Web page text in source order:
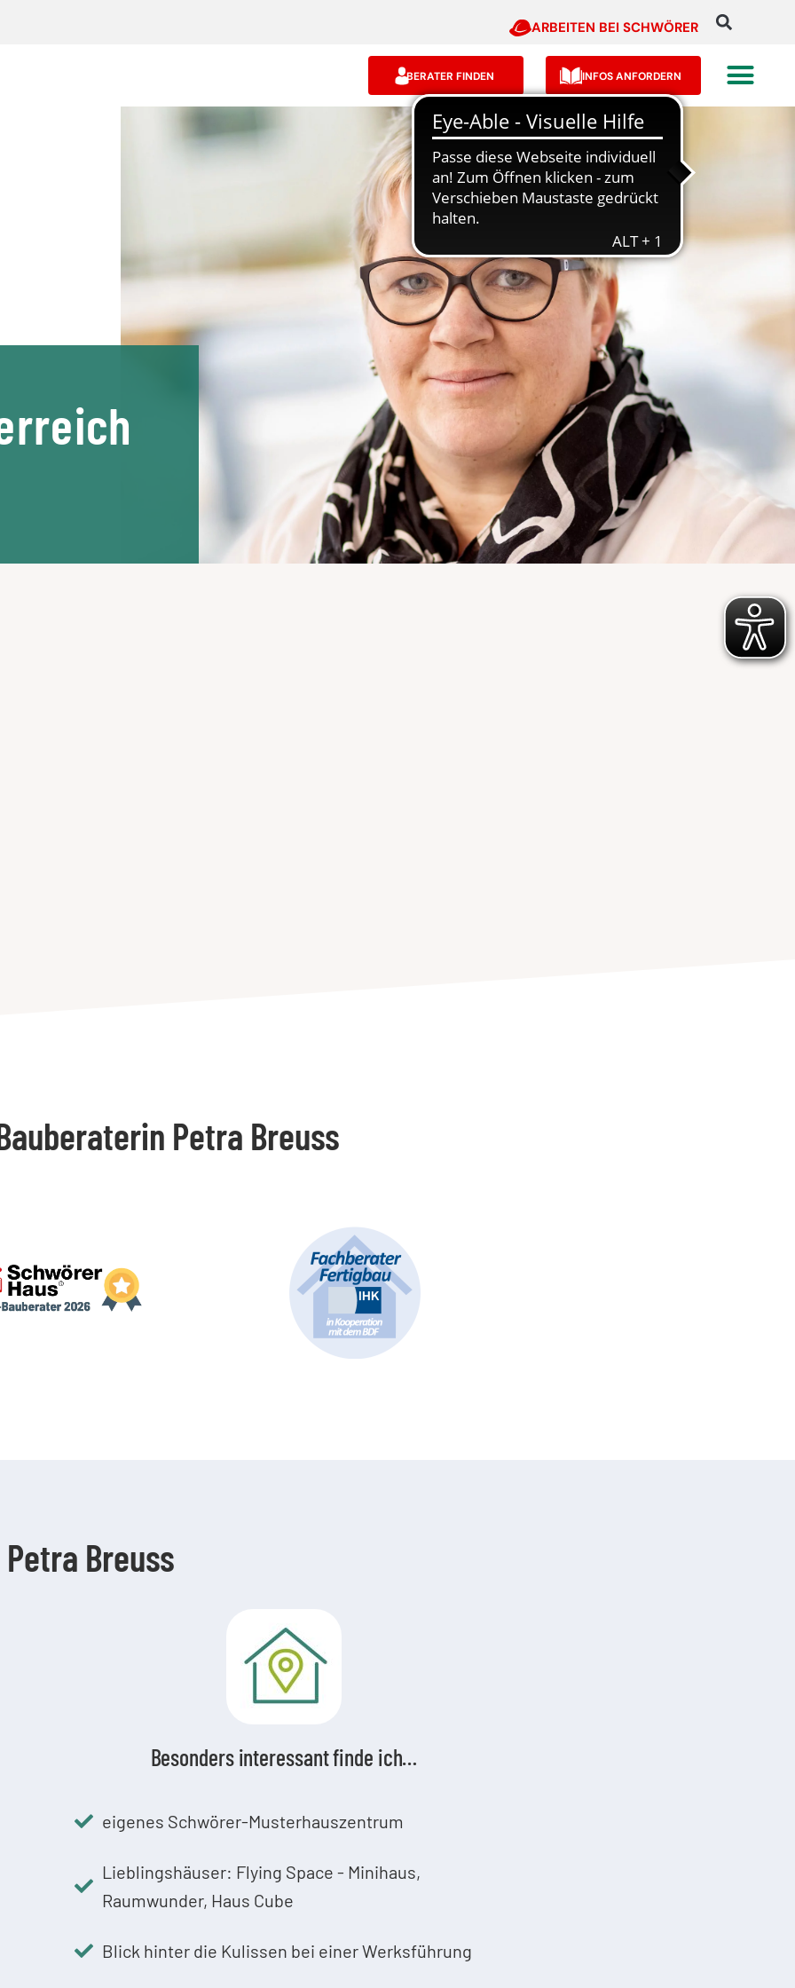
ARBEITEN BEI SCHWÖRER
BERATER FINDEN INFOS ANFORDERN
Petra Breuss
Breuss
Besonders interessant finde ich…
eigenes Schwörer-Musterhauszentrum
Lieblingshäuser: Flying Space - Minihaus,
Raumwunder, Haus Cube
Blick hinter die Kulissen bei einer Werksführung